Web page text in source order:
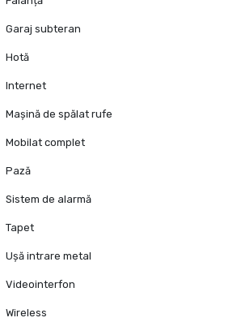
Garaj subteran
Hotă
Internet
Mașină de spălat rufe
Mobilat complet
Pază
Sistem de alarmă
Tapet
Ușă intrare metal
Videointerfon
Wireless